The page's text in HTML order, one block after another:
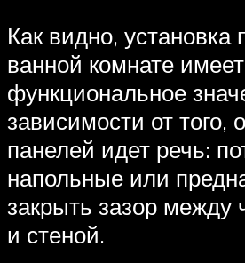
Как видно, установка
ванной комнате
функциональное
зависимости от того,
панелей идет речь:
напольные или
закрыть зазор
и стеной.